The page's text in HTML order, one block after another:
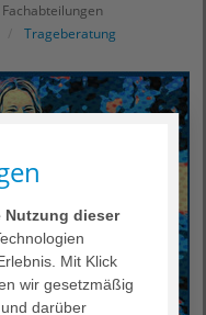
Fachabteilungen
Trageberatung
Nutzung dieser
Mit Klick
wir gesetzmäßig
darüber